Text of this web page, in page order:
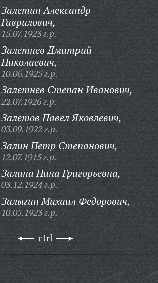
Залетин Александр
Гаврилович,
15.07.1923 г.р.
Залетнев Дмитрий
Николаевич,
10.06.1925 г.р.
Залетнев Степан Иванович,
22.07.1926 г.р.
Залетов Павел Яковлевич,
03.09.1922 г.р.
Залин Петр Степанович,
12.07.1915 г.р.
Залина Нина Григорьевна,
03.12.1924 г.р.
Залыгин Михаил Федорович,
10.05.1923 г.р.
ctrl